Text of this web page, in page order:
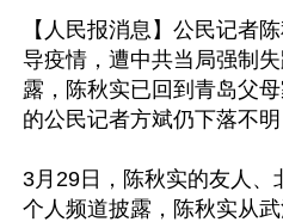
【人民报消息】公民记者
导疫情，遭中共当局强制
露，陈秋实已回到青岛父
的公民记者方斌仍下落不明
3月29日，陈秋实的友人、
个人频道披露，陈秋实从